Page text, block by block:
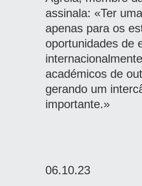
assinala: «Ter
apenas para os
oportunidades de
académicos de
gerando um
importante.»
06.10.23